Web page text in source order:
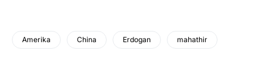
Amerika China Erdogan mahathir